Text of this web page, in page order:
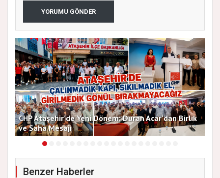
YORUMU GÖNDER
CHP Ataşehir’de Yeni Dönem: Duran Acar’dan Birlik
ve Saha Mesajı
Benzer Haberler